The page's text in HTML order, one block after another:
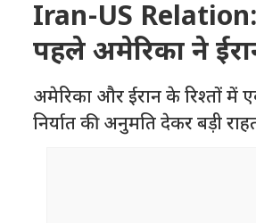
Iran-US
पहले अमेरिका ने
अमेरिका और ईरान के रिश्तों में
निर्यात की अनुमति देकर बड़ी